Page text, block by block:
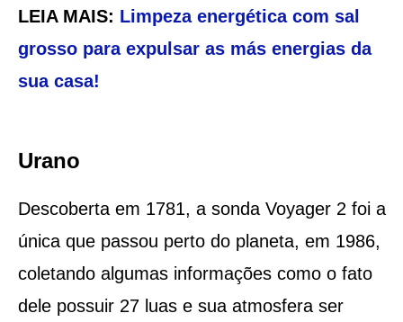
LEIA MAIS: Limpeza energética com sal
grosso para expulsar as más energias da
sua casa!
Urano
Descoberta em 1781, a sonda Voyager 2 foi a
única que passou perto do planeta, em 1986,
coletando algumas informações como o fato
dele possuir 27 luas e sua atmosfera ser